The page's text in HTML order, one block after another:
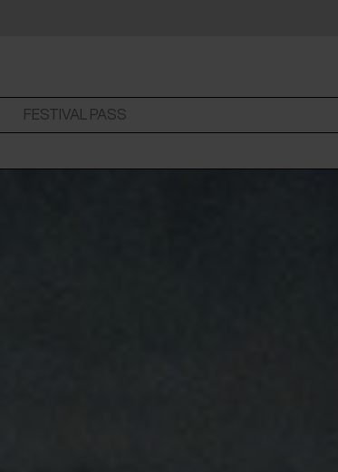
FESTIVAL PASS